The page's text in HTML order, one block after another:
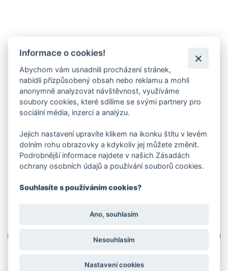
Informace o cookies!
Abychom vám usnadnili procházení stránek,
nabídli přizpůsobený obsah nebo reklamu a mohli
anonymně analyzovat návštěvnost, využíváme
soubory cookies, které sdílíme se svými partnery pro
sociální média, inzerci a analýzu.
Jejich nastavení upravíte klikem na ikonku štítu v levém
dolním rohu obrazovky a kdykoliv jej můžete změnit.
Podrobnější informace najdete v našich Zásadách
ochrany osobních údajů a používání souborů cookies.
Souhlasíte s používáním cookies?
Ano, souhlasím
Nesouhlasím
Nastavení cookies